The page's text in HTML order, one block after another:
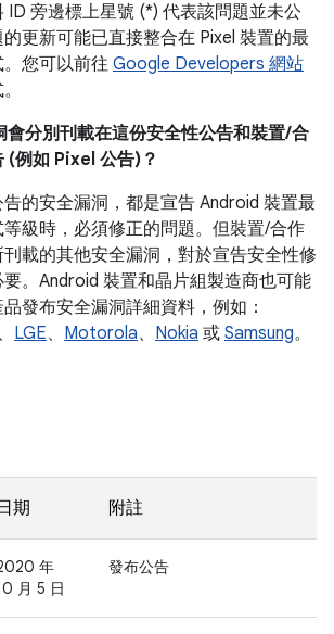
ID 旁邊標上星號 (*) 代表該問題並未公
更新可能已直接整合在 Pixel 裝置的最
您可以前往 Google Developers 網站
會分別刊載在這份安全性公告和裝置/合
(例如 Pixel 公告)？
的安全漏洞，都是宣告 Android 裝置最
級時，必須修正的問題。但裝置/合作
載的其他安全漏洞，對於宣告安全性修
。Android 裝置和晶片組製造商也可能
發布安全漏洞詳細資料，例如：
、 LGE、 Motorola、 Nokia 或 Samsung。
日期 附註
年
月 5 日
發布公告